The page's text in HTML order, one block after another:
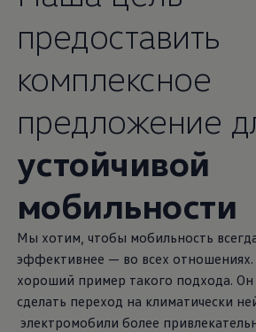
предоставить
комплексное
предложение
устойчивой
мобильности
Мы хотим, чтобы мобильность
эффективнее — во всех
хороший пример такого подхода.
сделать переход на климатически
электромобили более